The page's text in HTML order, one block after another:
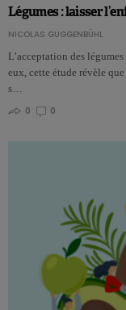
Légumes : laisser
NICOLAS GUGGENBÜHL
L’acceptation des
eux, cette étude révèle
s…
0
0